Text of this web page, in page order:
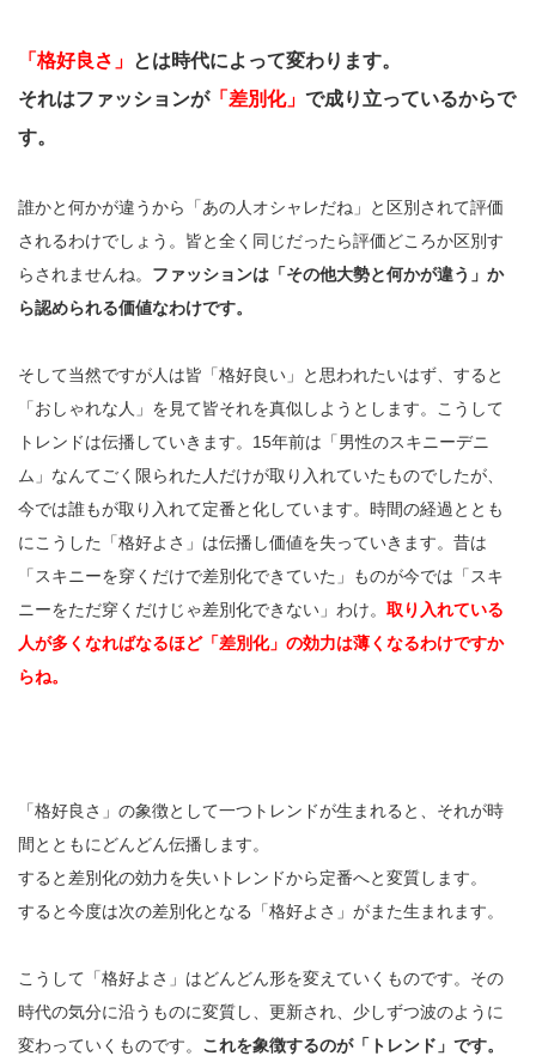
「格好良さ」 とは時代によって変わります。
それはファッションが「差別化」 で成り立っているからで
す。
誰かと何かが違うから「あの人オシャレだね」と区別されて評価
されるわけでしょう。皆と全く同じだったら評価どころか区別す
らされませんね。 ファッションは「その他大勢と何かが違う」か
ら認められる価値なわけです。
そして当然ですが人は皆「格好良い」と思われたいはず、すると
「おしゃれな人」を見て皆それを真似しようとします。こうして
トレンドは伝播していきます。15年前は「男性のスキニーデニ
ム」なんてごく限られた人だけが取り入れていたものでしたが、
今では誰もが取り入れて定番と化しています。時間の経過ととも
にこうした「格好よさ」は伝播し価値を失っていきます。昔は
「スキニーを穿くだけで差別化できていた」ものが今では「スキ
ニーをただ穿くだけじゃ差別化できない」わけ。 取り入れている
人が多くなればなるほど「差別化」の効力は薄くなるわけですか
らね。
「格好良さ」の象徴として一つトレンドが生まれると、それが時
間とともにどんどん伝播します。
すると差別化の効力を失いトレンドから定番へと変質します。
すると今度は次の差別化となる「格好よさ」がまた生まれます。
こうして「格好よさ」はどんどん形を変えていくものです。その
時代の気分に沿うものに変質し、更新され、少しずつ波のように
変わっていくものです。 これを象徴するのが「トレンド」です。